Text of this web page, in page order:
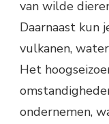
van wilde
Daarnaast kun
vulkanen,
Het
ondernemen,